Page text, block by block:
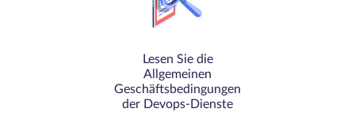
Lesen Sie die
Allgemeinen
Geschäftsbedingungen
der Devops-Dienste